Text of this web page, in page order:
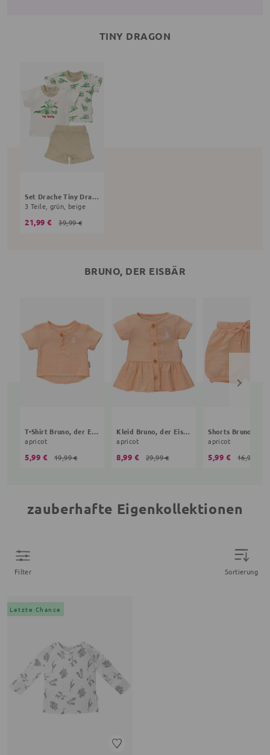
TINY DRAGON
Set Drache Tiny Dragon
3 Teile, grün, beige
21,99 € 39,99 €
BRUNO, DER EISBÄR
T-Shirt Bruno, der Eisbär
apricot
5,99 € 19,99 €
Kleid Bruno, der Eisbär
apricot
8,99 € 29,99 €
apricot
5,99 € 16,99 €
zauberhafte Eigenkollektionen
Filter Sortierung
Letzte Chance